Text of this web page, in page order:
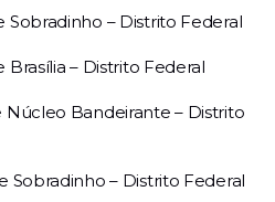
Sobradinho – Distrito Federal
– Distrito Federal
Núcleo Bandeirante – Distrito
Sobradinho – Distrito Federal